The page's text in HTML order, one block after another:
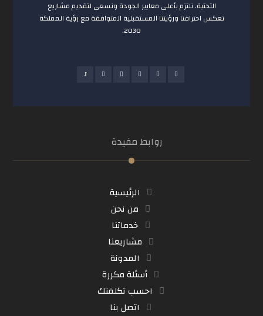
التحتية. نلتزم بأعلى معايير الجودة ونسعى لتقديم مشاريع
تعكس احترافنا ورؤيتنا المستقبلية المتوافقة مع رؤية المملكة
2030.
روابط مفيدة
الرئيسية
من نحن
خدماتنا
مشاريعنا
المدونة
أسئلة مكررة
احسب تكلفتك
اتصل بنا